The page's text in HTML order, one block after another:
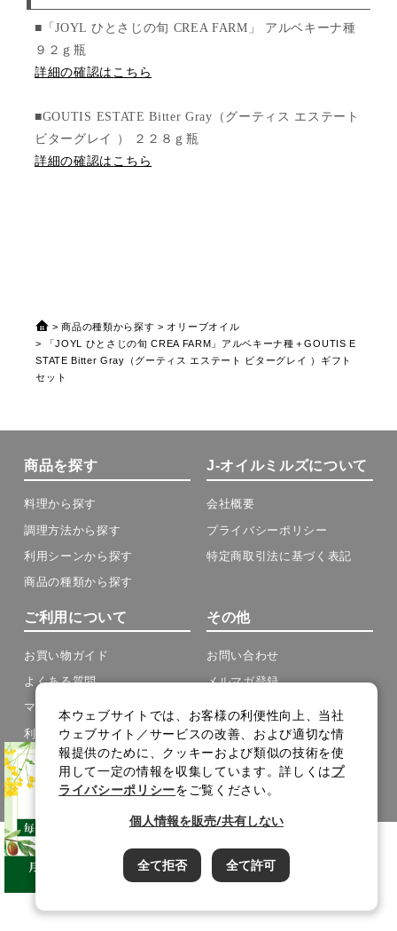
■「JOYL ひとさじの旬 CREA FARM」 アルベキーナ種
９２ｇ瓶
詳細の確認はこちら
■GOUTIS ESTATE Bitter Gray（グーティス エステート
ビターグレイ ） ２２８ｇ瓶
詳細の確認はこちら
商品の種類から探す
オリーブオイル
「JOYL ひとさじの旬 CREA FARM」アルベキーナ種＋GOUTIS E
STATE Bitter Gray（グーティス エステート ビターグレイ ）ギフト
セット
商品を探す
料理から探す
調理方法から探す
利用シーンから探す
商品の種類から探す
J-オイルミルズについて
会社概要
プライバシーポリシー
特定商取引法に基づく表記
ご利用について
お買い物ガイド
よくある質問
マイページ
利用規約
その他
お問い合わせ
メルマガ登録
メルマガアーカイブ
サイトマップ
cookie設定
本ウェブサイトでは、お客様の利便性向上、当社
ウェブサイト／サービスの改善、および適切な情
報提供のために、クッキーおよび類似の技術を使
用して一定の情報を収集しています。詳しくはプ
ライバシーポリシーをご覧ください。
個人情報を販売/共有しない
全て拒否 全て許可